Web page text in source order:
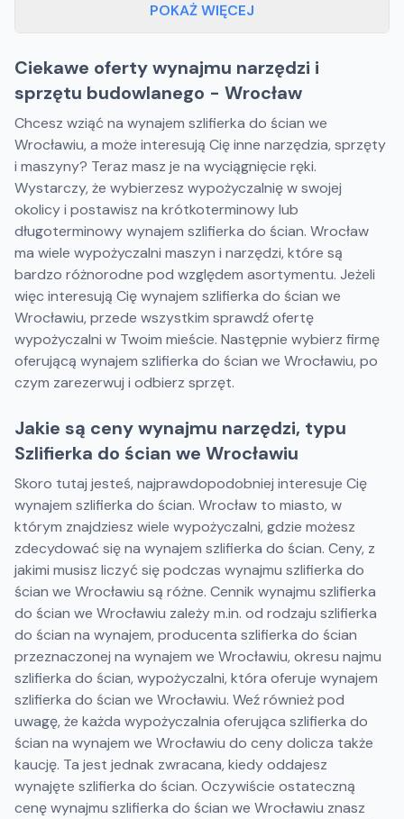
POKAŻ WIĘCEJ
Ciekawe oferty wynajmu narzędzi i
sprzętu budowlanego - Wrocław
Chcesz wziąć na wynajem szlifierka do ścian we
Wrocławiu, a może interesują Cię inne narzędzia, sprzęty
i maszyny? Teraz masz je na wyciągnięcie ręki.
Wystarczy, że wybierzesz wypożyczalnię w swojej
okolicy i postawisz na krótkoterminowy lub
długoterminowy wynajem szlifierka do ścian. Wrocław
ma wiele wypożyczalni maszyn i narzędzi, które są
bardzo różnorodne pod względem asortymentu. Jeżeli
więc interesują Cię wynajem szlifierka do ścian we
Wrocławiu, przede wszystkim sprawdź ofertę
wypożyczalni w Twoim mieście. Następnie wybierz firmę
oferującą wynajem szlifierka do ścian we Wrocławiu, po
czym zarezerwuj i odbierz sprzęt.
Jakie są ceny wynajmu narzędzi, typu
Szlifierka do ścian we Wrocławiu
Skoro tutaj jesteś, najprawdopodobniej interesuje Cię
wynajem szlifierka do ścian. Wrocław to miasto, w
którym znajdziesz wiele wypożyczalni, gdzie możesz
zdecydować się na wynajem szlifierka do ścian. Ceny, z
jakimi musisz liczyć się podczas wynajmu szlifierka do
ścian we Wrocławiu są różne. Cennik wynajmu szlifierka
do ścian we Wrocławiu zależy m.in. od rodzaju szlifierka
do ścian na wynajem, producenta szlifierka do ścian
przeznaczonej na wynajem we Wrocławiu, okresu najmu
szlifierka do ścian, wypożyczalni, która oferuje wynajem
szlifierka do ścian we Wrocławiu. Weź również pod
uwagę, że każda wypożyczalnia oferująca szlifierka do
ścian na wynajem we Wrocławiu do ceny dolicza także
kaucję. Ta jest jednak zwracana, kiedy oddajesz
wynajęte szlifierka do ścian. Oczywiście ostateczną
cenę wynajmu szlifierka do ścian we Wrocławiu znasz